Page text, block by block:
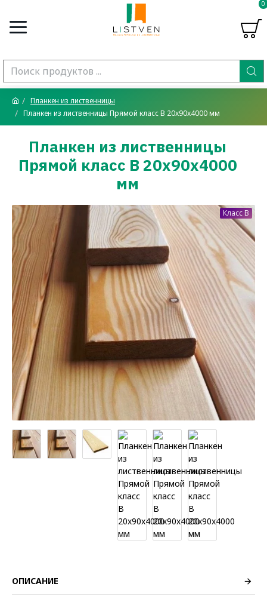
0
Планкен из лиственницы
Планкен из лиственницы Прямой класс В 20x90x4000 мм
Планкен из лиственницы
Прямой класс В 20x90x4000
мм
Класс B
ОПИСАНИЕ